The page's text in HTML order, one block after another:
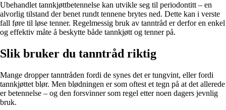
Ubehandlet tannkjøttbetennelse kan utvikle seg til periodontitt – en
alvorlig tilstand der benet rundt tennene brytes ned. Dette kan i verste
fall føre til løse tenner. Regelmessig bruk av tanntråd er derfor en enkel
og effektiv måte å beskytte både tannkjøtt og tenner på.
Slik bruker du tanntråd riktig
Mange dropper tanntråden fordi de synes det er tungvint, eller fordi
tannkjøttet blør. Men blødningen er som oftest et tegn på at det allerede
er betennelse – og den forsvinner som regel etter noen dagers jevnlig
bruk.